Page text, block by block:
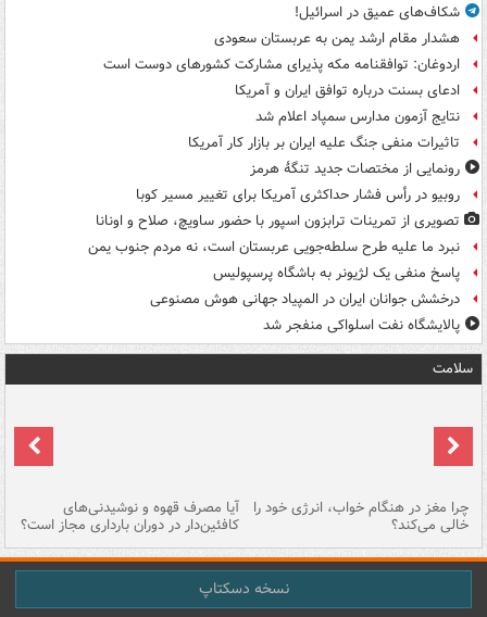
شکاف‌های عمیق در اسرائیل!
هشدار مقام ارشد یمن به عربستان سعودی
اردوغان: توافقنامه مکه پذیرای مشارکت کشورهای دوست است
ادعای بسنت درباره توافق ایران و آمریکا
نتایج آزمون مدارس سمپاد اعلام شد
تاثیرات منفی جنگ علیه ایران بر بازار کار آمریکا
رونمایی از مختصات جدید تنگۀ هرمز
روبیو در رأس فشار حداکثری آمریکا برای تغییر مسیر کوبا
تصویری از تمرینات ترابزون اسپور با حضور ساویچ، صلاح و اونانا
نبرد ما علیه طرح سلطه‌جویی عربستان است، نه مردم جنوب یمن
پاسخ منفی یک لژیونر به باشگاه پرسپولیس
درخشش جوانان ایران در المپیاد جهانی هوش مصنوعی
پالایشگاه نفت اسلواکی منفجر شد
سلامت
چرا مغز در هنگام خواب، انرژی خود را
خالی می‌کند؟
آیا مصرف قهوه و نوشیدنی‌های
کافئین‌دار در دوران بارداری مجاز است؟
نسخه دسکتاپ